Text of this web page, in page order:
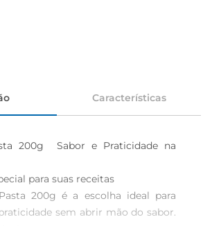
Características
200g  Sabor e Praticidade na
para suas receitas
200g é a escolha ideal para
sem abrir mão do sabor.